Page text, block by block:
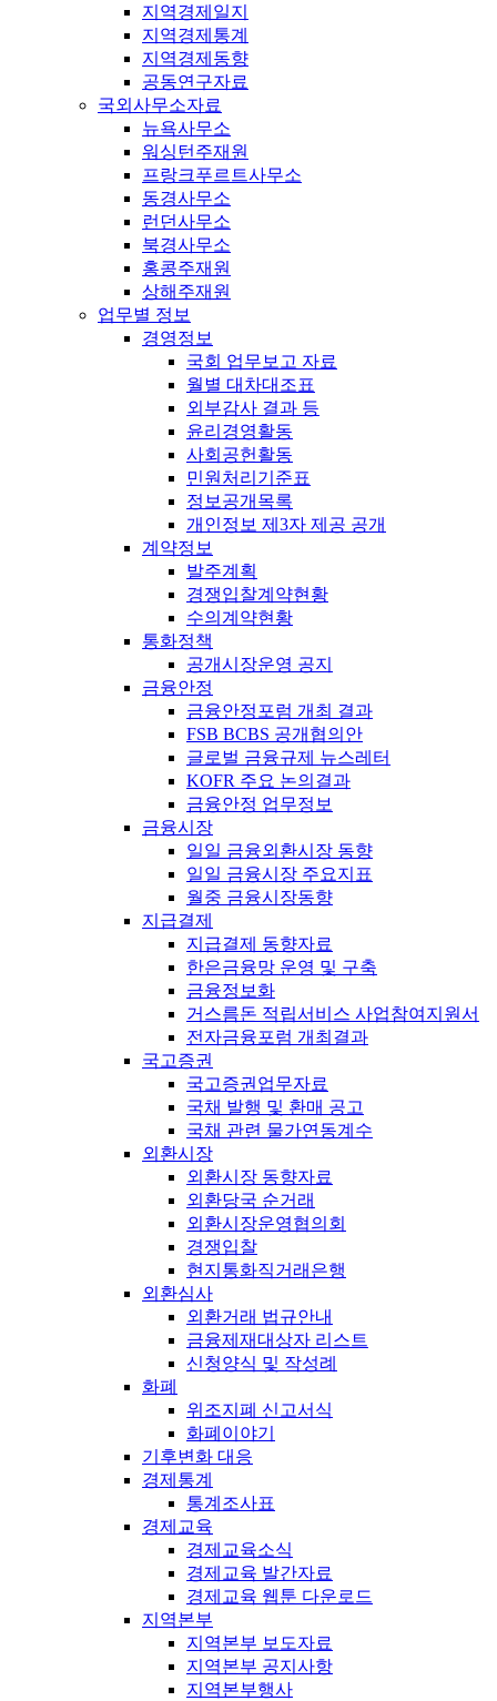
지역경제일지
지역경제통계
지역경제동향
공동연구자료
국외사무소자료
뉴욕사무소
워싱턴주재원
프랑크푸르트사무소
동경사무소
런던사무소
북경사무소
홍콩주재원
상해주재원
업무별 정보
경영정보
국회 업무보고 자료
월별 대차대조표
외부감사 결과 등
윤리경영활동
사회공헌활동
민원처리기준표
정보공개목록
개인정보 제3자 제공 공개
계약정보
발주계획
경쟁입찰계약현황
수의계약현황
통화정책
공개시장운영 공지
금융안정
금융안정포럼 개최 결과
FSB BCBS 공개협의안
글로벌 금융규제 뉴스레터
KOFR 주요 논의결과
금융안정 업무정보
금융시장
일일 금융외환시장 동향
일일 금융시장 주요지표
월중 금융시장동향
지급결제
지급결제 동향자료
한은금융망 운영 및 구축
금융정보화
거스름돈 적립서비스 사업참여지원서
전자금융포럼 개최결과
국고증권
국고증권업무자료
국채 발행 및 환매 공고
국채 관련 물가연동계수
외환시장
외환시장 동향자료
외환당국 순거래
외환시장운영협의회
경쟁입찰
현지통화직거래은행
외환심사
외환거래 법규안내
금융제재대상자 리스트
신청양식 및 작성례
화폐
위조지폐 신고서식
화폐이야기
기후변화 대응
경제통계
통계조사표
경제교육
경제교육소식
경제교육 발간자료
경제교육 웹툰 다운로드
지역본부
지역본부 보도자료
지역본부 공지사항
지역본부행사